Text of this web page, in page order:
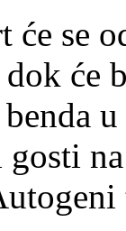
će se
će